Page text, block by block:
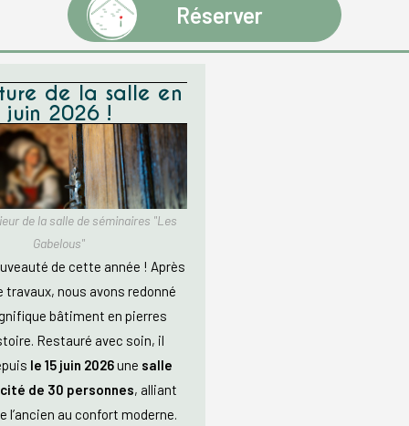
Réserver
de la salle en
juin 2026 !
de la salle de séminaires "Les
Gabelous"
de cette année ! Après
travaux, nous avons redonné
bâtiment en pierres
Restauré avec soin, il
le 15 juin 2026une salle
de 30 personnes, alliant
l’ancien au confort moderne.